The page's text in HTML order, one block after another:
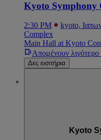
Kyoto Symphony
2:30 PM kyoto,
Complex
Main Hall at Kyoto
Απομένουν λιγότερο
Δες εισιτήρια
Kyoto